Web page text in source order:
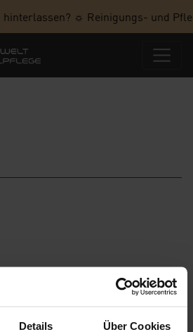
Details Über Cookies
☼ Reinigungs- und